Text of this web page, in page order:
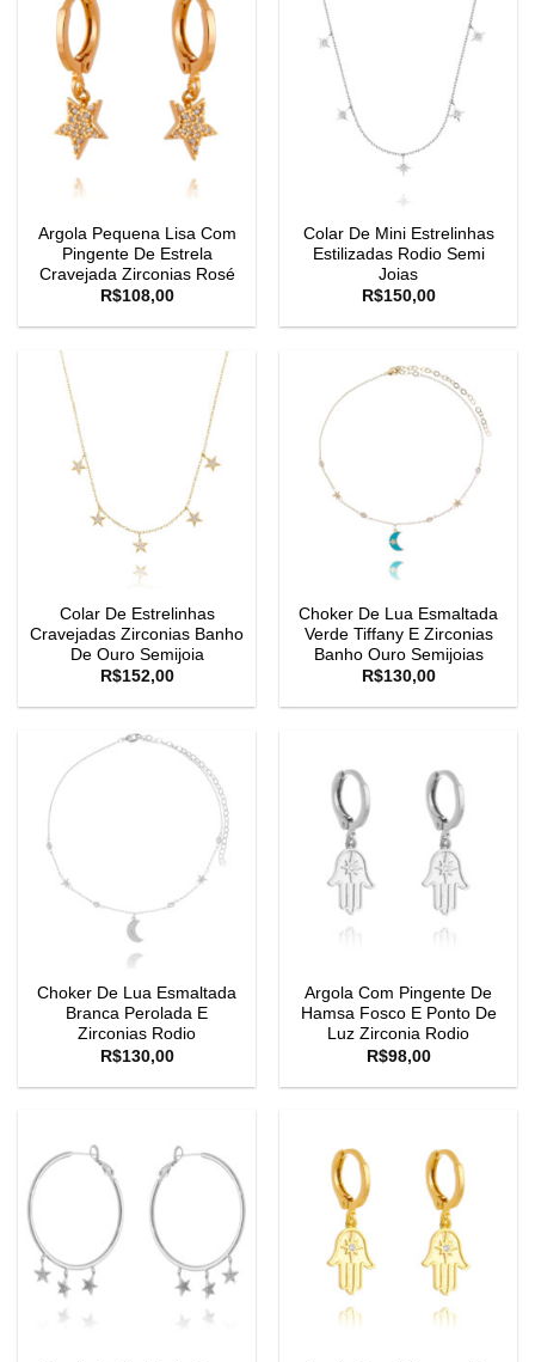
Argola Pequena Lisa Com
Pingente De Estrela
Cravejada Zirconias Rosé
R$108,00
Colar De Mini Estrelinhas
Estilizadas Rodio Semi
Joias
R$150,00
Colar De Estrelinhas
Cravejadas Zirconias Banho
De Ouro Semijoia
R$152,00
Choker De Lua Esmaltada
Verde Tiffany E Zirconias
Banho Ouro Semijoias
R$130,00
Choker De Lua Esmaltada
Branca Perolada E
Zirconias Rodio
R$130,00
Argola Com Pingente De
Hamsa Fosco E Ponto De
Luz Zirconia Rodio
R$98,00